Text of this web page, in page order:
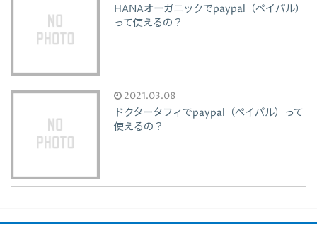
HANAオーガニックでpaypal（ペイパル）
って使えるの？
2021.03.08
ドクタータフィでpaypal（ペイパル）って
使えるの？